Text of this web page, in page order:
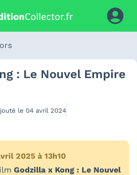
: Le Nouvel Empire
le 04 avril 2024
2025 à 13h10
Godzilla x Kong : Le Nouvel